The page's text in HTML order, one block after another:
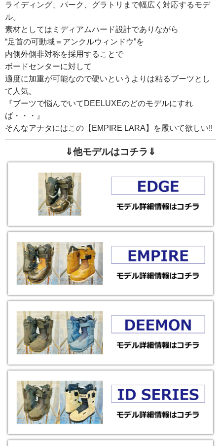
ライディング、パーク、グラトリまで幅広く対応するモデ
ル。
素材としてはミディアムハード設計でありながら
“足首の可動域＝アンクルウィンドウ”を
内側外側非対称を採用することで
ボードセンターに対して
適度に加重が可能なので硬いというよりは粘るブーツとし
て人気。
『ブーツで悩んでいてDEELUXEのどのモデルにすれ
ば・・・』
そんなアナタにはこの【EMPIRE LARA】を履いて欲しい!!
⇓他モデルはコチラ⇓